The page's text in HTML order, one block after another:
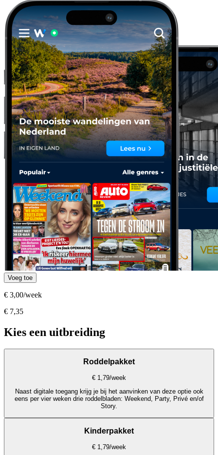
Voeg toe
€ 3,00/week
€ 7,35
Kies een uitbreiding
Roddelpakket
€ 1,79/week
Naast digitale toegang krijg je bij het aanvinken van deze optie ook
eens per vier weken drie roddelbladen: Weekend, Party, Privé en/of
Story.
Kinderpakket
€ 1,79/week